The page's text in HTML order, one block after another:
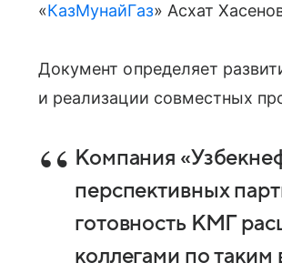
«КазМунайГаз» Асхат
Документ определяет
и реализации совместных
Компания
перспективных
готовность КМГ
коллегами по